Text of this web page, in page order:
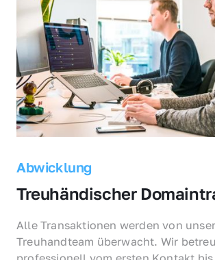
Abwicklung
Treuhändischer
Alle Transaktionen werden von
Treuhandteam überwacht. Wir